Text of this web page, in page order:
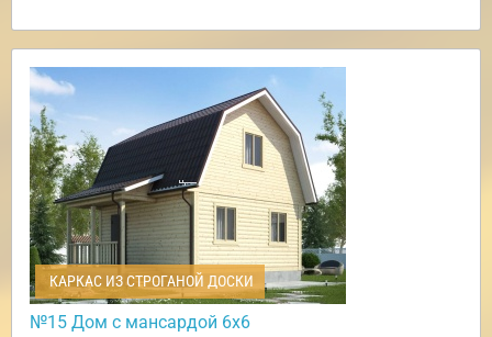
КАРКАС ИЗ СТРОГАНОЙ ДОСКИ
№15 Дом с мансардой 6х6